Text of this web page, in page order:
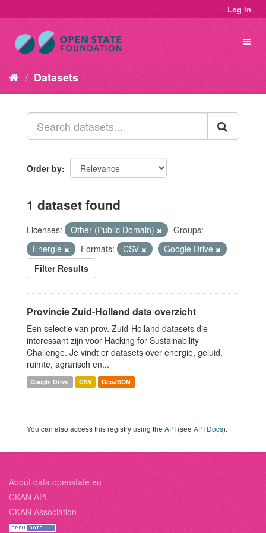
Log in
Datasets
Order by
1 dataset found
Licenses: Other (Public Domain)
Groups:
Energie
Formats: CSV
Google Drive
Filter Results
Provincie Zuid-Holland data overzicht
Een selectie van prov. Zuid-Holland datasets die
interessant zijn voor Hacking for Sustainability
Challenge. Je vindt er datasets over energie, geluid,
ruimte, agrarisch en...
Google Drive CSV GeoJSON
You can also access this registry using the API (see API Docs).
About data.openstate.eu
CKAN API
CKAN Association